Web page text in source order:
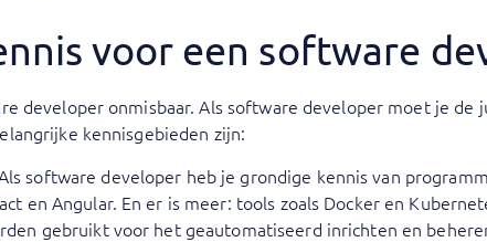
voor een software
developer onmisbaar. Als software developer moet je
kennisgebieden zijn:
software developer heb je grondige kennis van
en Angular. En er is meer: tools zoals Docker en
gebruikt voor het geautomatiseerd inrichten en